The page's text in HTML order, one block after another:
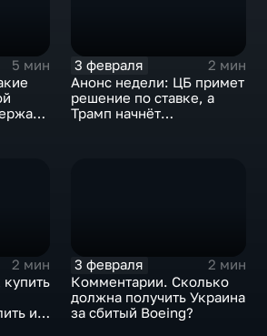
5 мин
3 февраля
2 мин
Анонс недели: ЦБ примет
решение по ставке, а
Трамп начнёт
2 мин
их
3 февраля
2 мин
Комментарии. Сколько
должна получить Украина
за сбитый Boeing?